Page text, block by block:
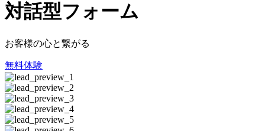
対話型フォーム
お客様の心と繋がる
無料体験